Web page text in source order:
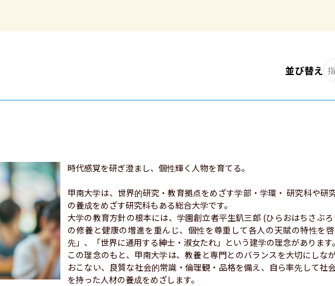
並び替え
時代感覚を研ぎ澄まし、個性輝く人物を育てる。
甲南大学は、世界的研究・教育拠点をめざす学部・学環・ 研究科や研
の養成をめざす研究科もある総合大学です。
大学の教育方針の根本には、学園創立者平生釟三郎 (ひらおはちさぶ
の修養と健康の増進を重んじ、個性を尊重して各人の天賦の特性を
先」、「世界に通用する紳士・淑女たれ」という建学の理念があります。
この理念のもと、甲南大学は、教養と専門とのバランスを大切にしな
おこない、良質な社会的常識・倫理観・品格を備え、自ら率先して社
を持った人材の養成をめざします。